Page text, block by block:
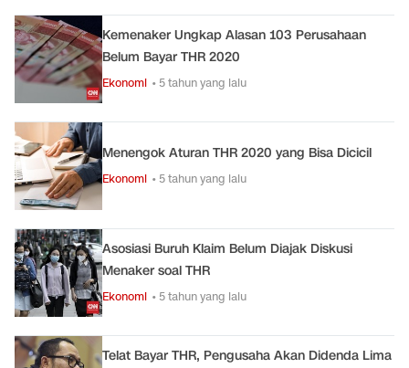
Kemenaker Ungkap Alasan 103 Perusahaan
Belum Bayar THR 2020
Ekonomi • 5 tahun yang lalu
Menengok Aturan THR 2020 yang Bisa Dicicil
Ekonomi • 5 tahun yang lalu
Asosiasi Buruh Klaim Belum Diajak Diskusi
Menaker soal THR
Ekonomi • 5 tahun yang lalu
Telat Bayar THR, Pengusaha Akan Didenda Lima